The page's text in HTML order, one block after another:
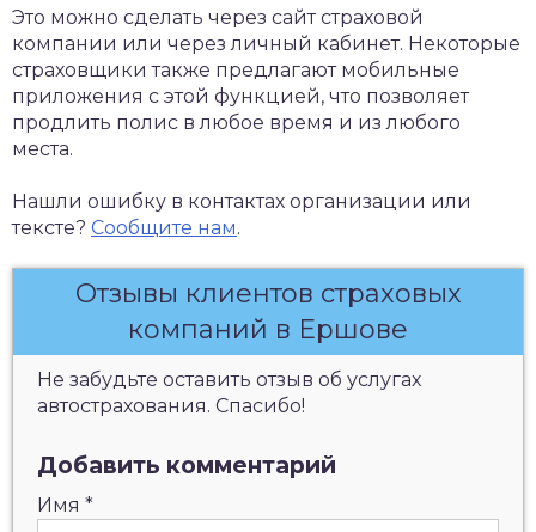
Это можно сделать через сайт страховой
компании или через личный кабинет. Некоторые
страховщики также предлагают мобильные
приложения с этой функцией, что позволяет
продлить полис в любое время и из любого
места.
Нашли ошибку в контактах организации или
тексте? Сообщите нам.
Отзывы клиентов страховых
компаний в Ершове
Не забудьте оставить отзыв об услугах
автострахования. Спасибо!
Добавить комментарий
Имя *